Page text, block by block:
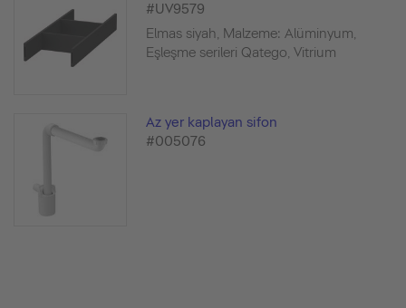
#UV9579
Elmas siyah, Malzeme: Alüminyum,
Eşleşme serileri Qatego, Vitrium
Az yer kaplayan sifon
#005076